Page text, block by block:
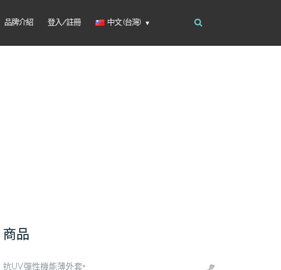
品牌介紹 登入/註冊 中文 (台灣)
商品
抗UV彈性機能薄外套+